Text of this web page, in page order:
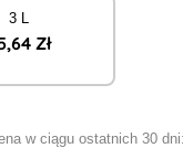
3 L
,64 Zł
w ciągu ostatnich 30 dni: